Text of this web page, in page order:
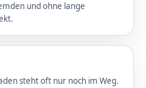
und ohne lange
steht oft nur noch im Weg.